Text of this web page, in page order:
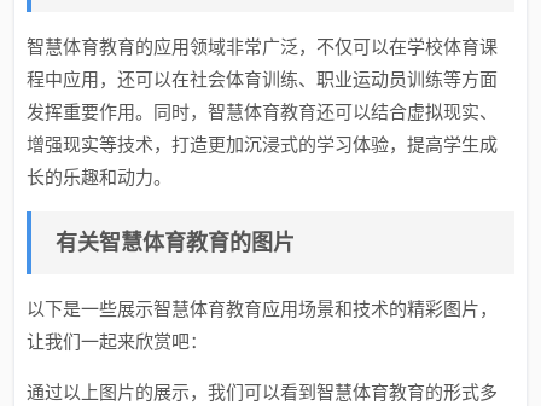
智慧体育教育的应用领域非常广泛，不仅可以在学校体育课
程中应用，还可以在社会体育训练、职业运动员训练等方面
发挥重要作用。同时，智慧体育教育还可以结合虚拟现实、
增强现实等技术，打造更加沉浸式的学习体验，提高学生成
长的乐趣和动力。
有关智慧体育教育的图片
以下是一些展示智慧体育教育应用场景和技术的精彩图片，
让我们一起来欣赏吧：
通过以上图片的展示，我们可以看到智慧体育教育的形式多